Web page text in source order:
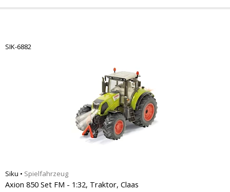
SIK-6882
Siku • Spielfahrzeug
Axion 850 Set FM - 1:32, Traktor, Claas